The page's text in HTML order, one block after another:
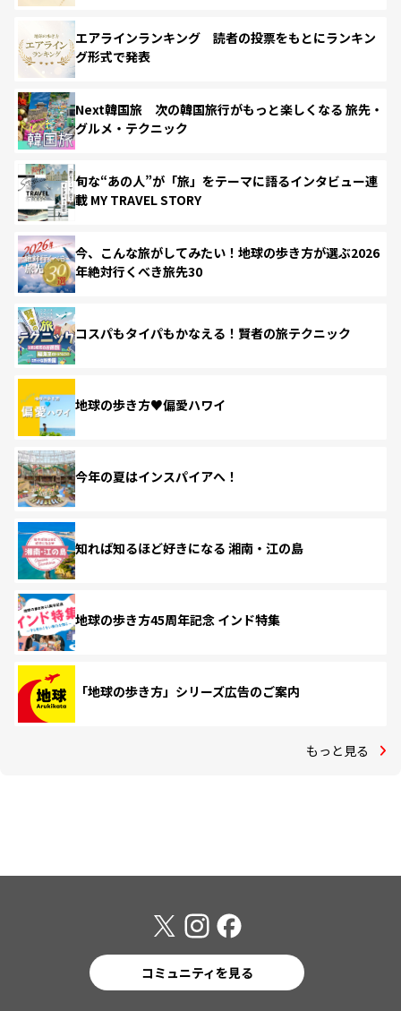
エアラインランキング 読者の投票をもとにランキン
グ形式で発表
Next韓国旅 次の韓国旅行がもっと楽しくなる 旅先・
グルメ・テクニック
旬な“あの人”が「旅」をテーマに語るインタビュー連
載 MY TRAVEL STORY
今、こんな旅がしてみたい！地球の歩き方が選ぶ2026
年絶対行くべき旅先30
コスパもタイパもかなえる！賢者の旅テクニック
地球の歩き方♥偏愛ハワイ
今年の夏はインスパイアへ！
知れば知るほど好きになる 湘南・江の島
地球の歩き方45周年記念 インド特集
「地球の歩き方」シリーズ広告のご案内
もっと見る
コミュニティを見る